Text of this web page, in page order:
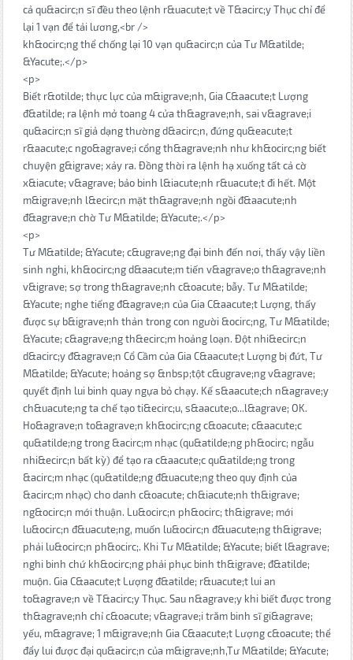
cả qu&acirc;n sĩ đều theo lệnh r&uacute;t về T&acirc;y Thục chỉ để
lại 1 vạn để tải lương,<br />
kh&ocirc;ng thể chống lại 10 vạn qu&acirc;n của Tư M&atilde;
&Yacute;.</p>
<p>
Biết r&otilde; thực lực của m&igrave;nh, Gia C&aacute;t Lượng
đ&atilde; ra lệnh mở toang 4 cửa th&agrave;nh, sai v&agrave;i
qu&acirc;n sĩ giả dạng thường d&acirc;n, đứng qu&eacute;t
r&aacute;c ngo&agrave;i cổng th&agrave;nh như kh&ocirc;ng biết
chuyện g&igrave; xảy ra. Đồng thời ra lệnh hạ xuống tất cả cờ
x&iacute; v&agrave; bảo binh l&iacute;nh r&uacute;t đi hết. Một
m&igrave;nh l&ecirc;n mặt th&agrave;nh ngồi đ&aacute;nh
đ&agrave;n chờ Tư M&atilde; &Yacute;.</p>
<p>
Tư M&atilde; &Yacute; c&ugrave;ng đại binh đến nơi, thấy vậy liền
sinh nghi, kh&ocirc;ng d&aacute;m tiến v&agrave;o th&agrave;nh
v&igrave; sợ trong th&agrave;nh c&oacute; bẫy. Tư M&atilde;
&Yacute; nghe tiếng đ&agrave;n của Gia C&aacute;t Lượng, thấy
được sự b&igrave;nh thản trong con người &ocirc;ng, Tư M&atilde;
&Yacute; c&agrave;ng th&ecirc;m hoảng loạn. Đột nhi&ecirc;n
d&acirc;y đ&agrave;n Cổ Cầm của Gia C&aacute;t Lượng bị đứt, Tư
M&atilde; &Yacute; hoảng sợ &nbsp;tột c&ugrave;ng v&agrave;
quyết định lui binh quay ngựa bỏ chạy. Kế s&aacute;ch n&agrave;y
ch&uacute;ng ta chế tạo ti&ecirc;u, s&aacute;o...l&agrave; OK.
Ho&agrave;n to&agrave;n kh&ocirc;ng c&oacute; c&aacute;c
qu&atilde;ng trong &acirc;m nhạc (qu&atilde;ng ph&ocirc; ngẫu
nhi&ecirc;n bất kỳ) để tạo ra c&aacute;c qu&atilde;ng trong
&acirc;m nhạc (qu&atilde;ng đ&uacute;ng theo quy định của
&acirc;m nhạc) cho danh c&oacute; ch&iacute;nh th&igrave;
ng&ocirc;n mới thuận. Lu&ocirc;n ph&ocirc; th&igrave; mới
lu&ocirc;n đ&uacute;ng, muốn lu&ocirc;n đ&uacute;ng th&igrave;
phải lu&ocirc;n ph&ocirc;. Khi Tư M&atilde; &Yacute; biết l&agrave;
nghi binh chứ kh&ocirc;ng phải phục binh th&igrave; đ&atilde;
muộn. Gia C&aacute;t Lượng đ&atilde; r&uacute;t lui an
to&agrave;n về T&acirc;y Thục. Sau n&agrave;y khi biết được trong
th&agrave;nh chỉ c&oacute; v&agrave;i trăm binh sĩ gi&agrave;
yếu, m&agrave; 1 m&igrave;nh Gia C&aacute;t Lượng c&oacute; thể
đẩy lui được đại qu&acirc;n của m&igrave;nh,Tư M&atilde; &Yacute;